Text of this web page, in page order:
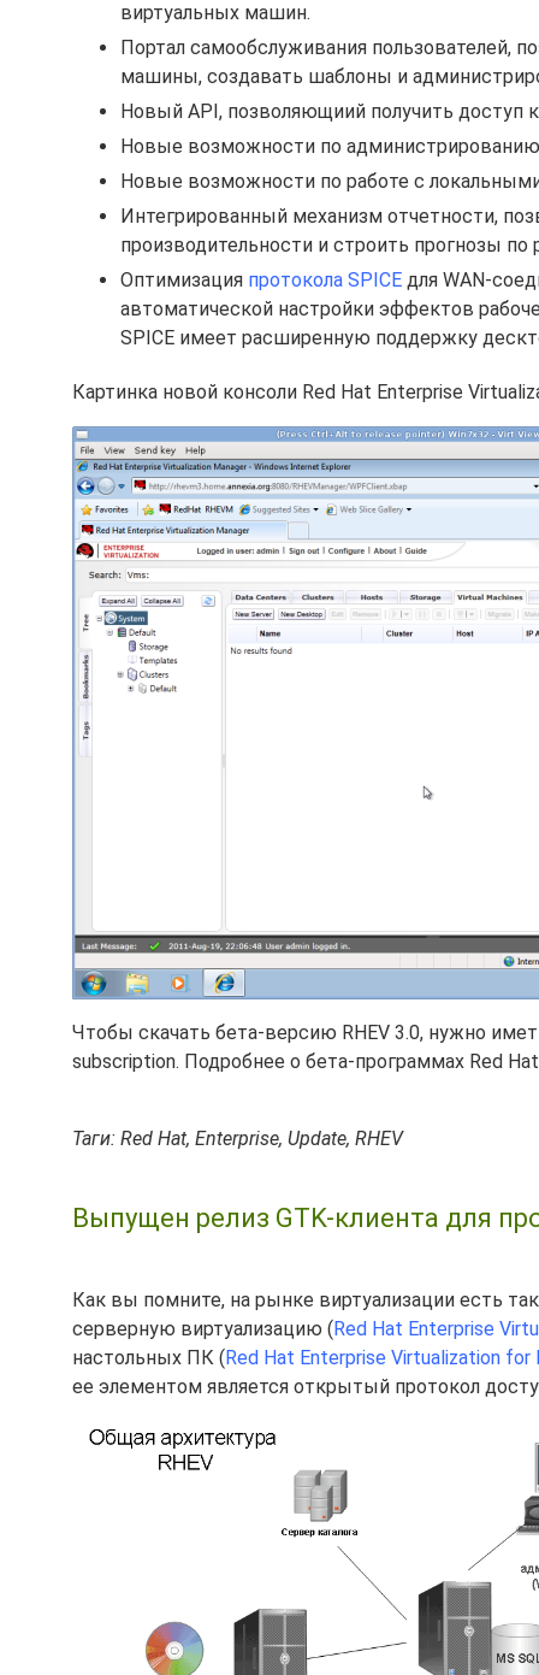
виртуальных машин.
Портал самообслуживания пользователей,
машины, создавать шаблоны и
Новый API, позволяющиий получить доступ
Новые возможности по администрированию
Новые возможности по работе с
Интегрированный механизм отчетности,
производительности и строить прогнозы
Оптимизация протокола SPICE для WAN-
автоматической настройки эффектов
SPICE имеет расширенную поддержку
Картинка новой консоли Red Hat Enterprise
Чтобы скачать бета-версию RHEV 3.0, нужно
subscription. Подробнее о бета-программах Red
Таги: Red Hat, Enterprise, Update, RHEV
Выпущен релиз GTK-клиента для
Как вы помните, на рынке виртуализации есть
серверную виртуализацию (Red Hat Enterprise
настольных ПК (Red Hat Enterprise Virtualization for
ее элементом является открытый протокол